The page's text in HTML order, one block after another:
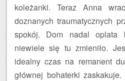
koleżanki. Teraz Anna
doznanych traumatycznych
spokój. Dom nadal
niewiele się tu zmieniło.
idealny czas na remanent
głównej bohaterki